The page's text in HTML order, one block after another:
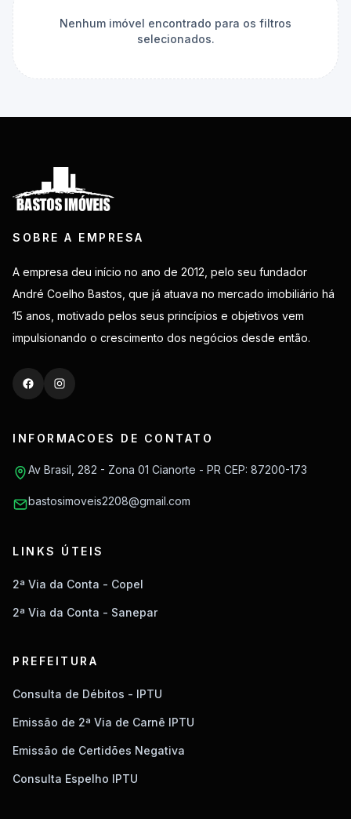
Nenhum imóvel encontrado para os filtros
selecionados.
SOBRE A EMPRESA
A empresa deu início no ano de 2012, pelo seu fundador
André Coelho Bastos, que já atuava no mercado imobiliário há
15 anos, motivado pelos seus princípios e objetivos vem
impulsionando o crescimento dos negócios desde então.
INFORMACOES DE CONTATO
Av Brasil, 282 - Zona 01 Cianorte - PR CEP: 87200-173
bastosimoveis2208@gmail.com
LINKS ÚTEIS
2ª Via da Conta - Copel
2ª Via da Conta - Sanepar
PREFEITURA
Consulta de Débitos - IPTU
Emissão de 2ª Via de Carnê IPTU
Emissão de Certidões Negativa
Consulta Espelho IPTU